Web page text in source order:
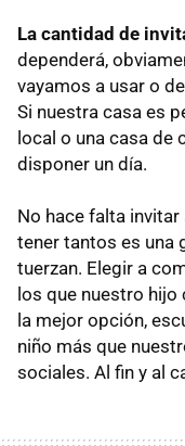
La cantidad de
dependerá,
vayamos a usar o
Si nuestra casa es
local o una casa de
disponer un día.
No hace falta
tener tantos es una
tuerzan. Elegir a
los que nuestro hijo
la mejor opción,
niño más que
sociales. Al fin y al